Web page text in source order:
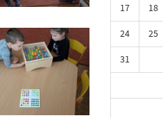
17
18
24
25
31